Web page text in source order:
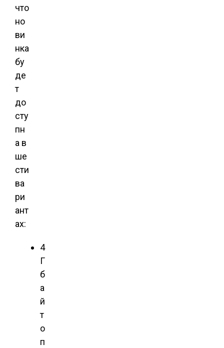
что
но
ви
нка
бу
де
т
до
сту
пн
а в
ше
сти
ва
ри
ант
ах:
4
Г
б
а
й
т
о
п